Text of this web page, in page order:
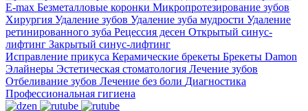
E-max Безметалловые коронки Микропротезирование зубов
Хирургия Удаление зубов Удаление зуба мудрости Удаление
ретинированного зуба Рецессия десен Открытый синус-
лифтинг Закрытый синус-лифтинг
Исправление прикуса Керамические брекеты Брекеты Damon
Элайнеры Эстетическая стоматология Лечение зубов
Отбеливание зубов Лечение без боли Диагностика
Профессиональная гигиена